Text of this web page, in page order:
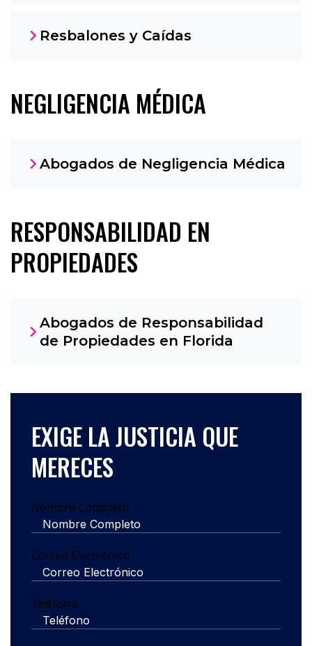
Resbalones y Caídas
NEGLIGENCIA MÉDICA
Abogados de Negligencia Médica
RESPONSABILIDAD EN
PROPIEDADES
Abogados de Responsabilidad
de Propiedades en Florida
EXIGE LA JUSTICIA QUE
MERECES
Nombre Completo
Correo Electrónico
Teléfono